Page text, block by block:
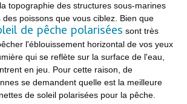
topographie des structures sous-marines
poissons que vous ciblez. Bien que
de pêche polarisées sont très
l'éblouissement horizontal de vos yeux
qui se reflète sur la surface de l'eau,
en jeu. Pour cette raison, de
se demandent quelle est la meilleure
de soleil polarisées pour la pêche.